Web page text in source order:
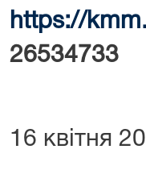
https://
26534733
16 квітня